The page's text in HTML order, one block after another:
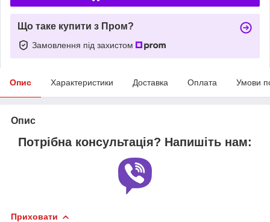
Що таке купити з Пром?
Замовлення під захистом
Опис Характеристики Доставка Оплата Умови
Опис
Потрібна консультація? Напишіть нам:
Приховати